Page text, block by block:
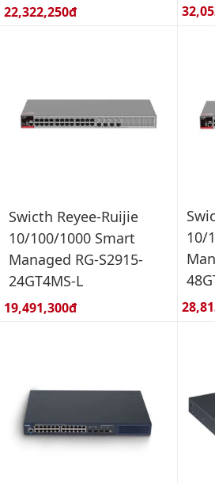
Giá bán:
22,322,250đ Giá
Swicth Reyee-Ruijie
10/100/1000 Smart
Managed RG-S2915-
24GT4MS-L
Giá bán:
19,491,300đ
10/
Giá